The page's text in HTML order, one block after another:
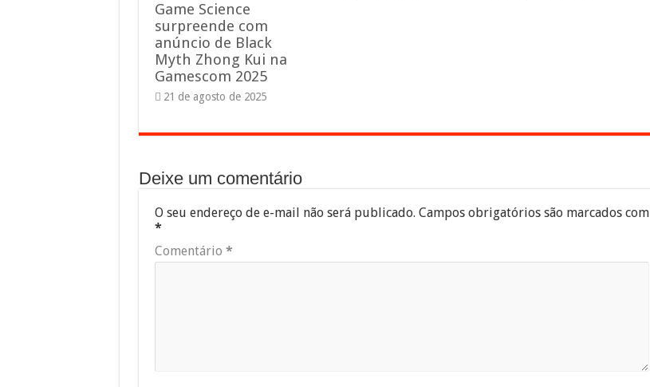
Game Science
surpreende com
anúncio de Black
Myth Zhong Kui na
Gamescom 2025
21 de agosto de 2025
Deixe um comentário
O seu endereço de e-mail não será publicado. Campos obrigatórios são marcados com
*
Comentário *